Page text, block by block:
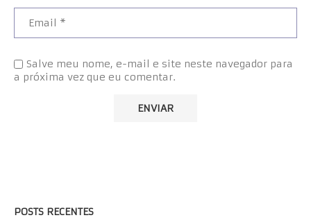
Salve meu nome, e-mail e site neste navegador para
a próxima vez que eu comentar.
POSTS RECENTES